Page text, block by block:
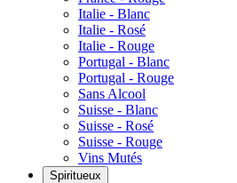
Italie - Blanc
Italie - Rosé
Italie - Rouge
Portugal - Blanc
Portugal - Rouge
Sans Alcool
Suisse - Blanc
Suisse - Rosé
Suisse - Rouge
Vins Mutés
Spiritueux